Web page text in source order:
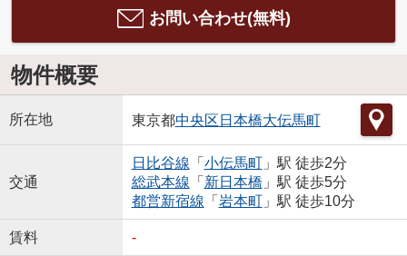
お問い合わせ(無料)
物件概要
所在地 東京都中央区 日本橋大伝馬町
交通
日比谷線 「 小伝馬町」駅 徒歩2分
総武本線 「 新日本橋 」駅 徒歩5分
都営新宿線 「 岩本町」駅 徒歩10分
賃料 -